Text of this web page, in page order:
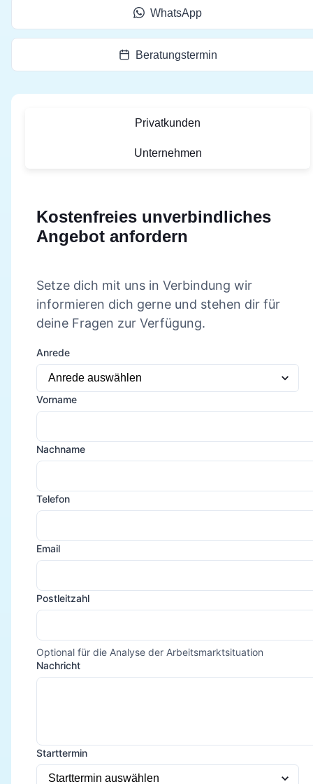
WhatsApp
Beratungstermin
Privatkunden
Unternehmen
Kostenfreies unverbindliches
Angebot anfordern
Setze dich mit uns in Verbindung wir
informieren dich gerne und stehen dir für
deine Fragen zur Verfügung.
Anrede
Vorname
Nachname
Telefon
Email
Postleitzahl
Optional für die Analyse der Arbeitsmarktsituation
Nachricht
Starttermin